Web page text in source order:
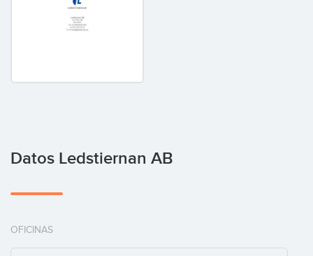
Datos Ledstiernan AB
OFICINAS